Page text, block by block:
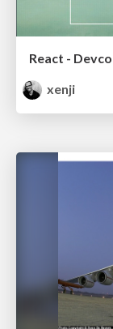
React -
xenji